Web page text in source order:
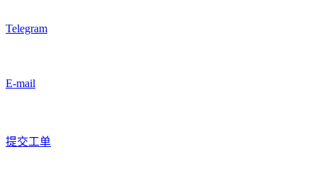
Telegram
E-mail
提交工单